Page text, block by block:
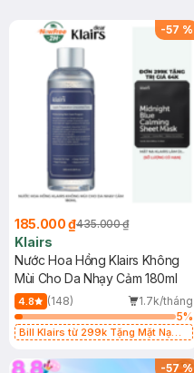
-57 %
185.000 ₫435.000 ₫
Klairs
Nước Hoa Hồng Klairs Không
Mùi Cho Da Nhạy Cảm 180ml
4.8 (148)
1.7k/tháng
5%
Bill Klairs từ 299k Tặng Mặt Nạ
25ml (SL Có Hạn)
-57%